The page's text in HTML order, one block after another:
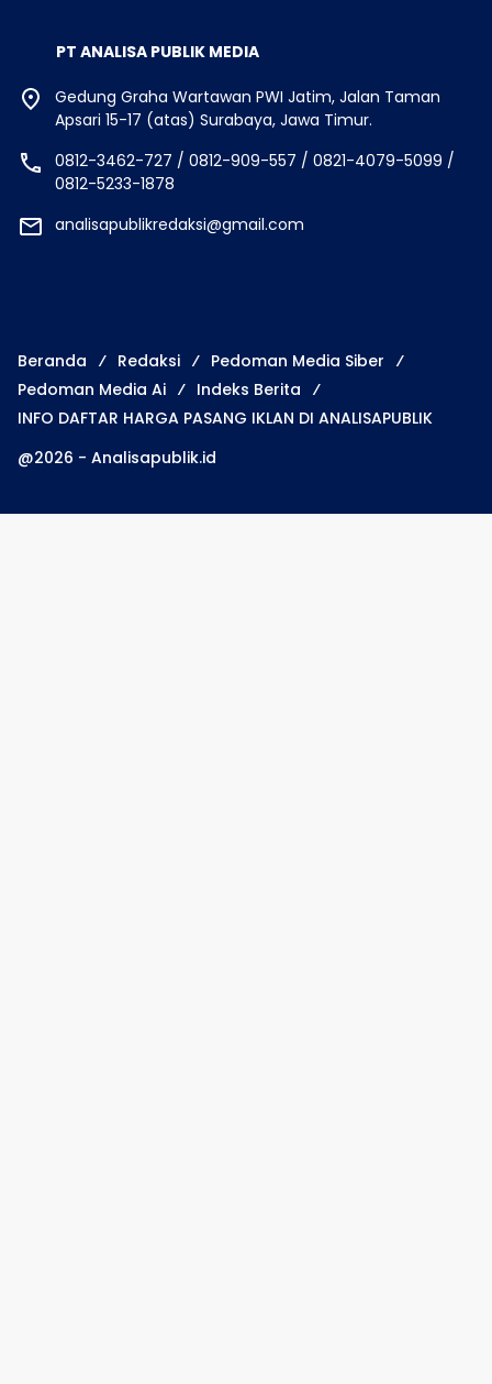
PT ANALISA PUBLIK MEDIA
Gedung Graha Wartawan PWI Jatim, Jalan Taman
Apsari 15-17 (atas) Surabaya, Jawa Timur.
0812-3462-727 / 0812-909-557 / 0821-4079-5099 /
0812-5233-1878
analisapublikredaksi@gmail.com
Beranda Redaksi
Pedoman Media Siber
Pedoman Media Ai
Indeks Berita
INFO DAFTAR HARGA PASANG IKLAN DI ANALISAPUBLIK
@2026 - Analisapublik.id